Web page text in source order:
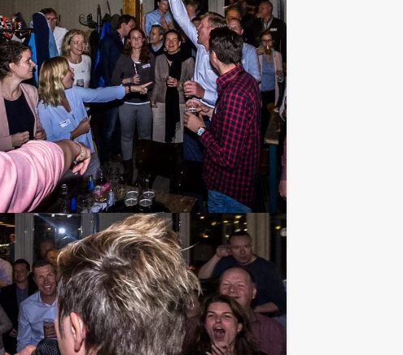
Vanaf€ 27,50p.p. excl. BTW
van Alkmaar natuurlijk! Dit is echter
Favoriet
Vanaf€ 27,50p.p. excl. BTW
zin in een standaard spelprogramma in de